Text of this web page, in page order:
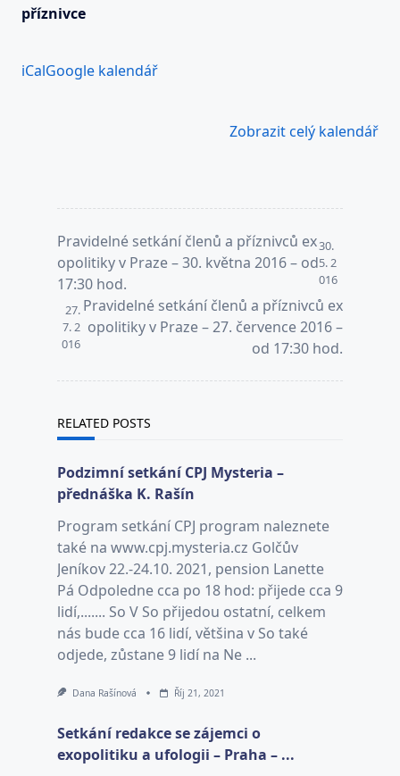
příznivce
iCalGoogle kalendář
Zobrazit celý kalendář
<span
class="nav-
subtitle
screen-
reader-
text">Page</span>
Pravidelné setkání členů a příznivců ex
opolitiky v Praze – 30. května 2016 – od
17:30 hod.
30.
5. 2
016
Pravidelné setkání členů a příznivců ex
opolitiky v Praze – 27. července 2016 –
od 17:30 hod.
27.
7. 2
016
RELATED POSTS
Podzimní setkání CPJ Mysteria –
přednáška K. Rašín
Program setkání CPJ program naleznete
také na www.cpj.mysteria.cz Golčův
Jeníkov 22.-24.10. 2021, pension Lanette
Pá Odpoledne cca po 18 hod: přijede cca 9
lidí,....... So V So přijedou ostatní, celkem
nás bude cca 16 lidí, většina v So také
odjede, zůstane 9 lidí na Ne ...
Dana Rašínová Říj 21, 2021
Setkání redakce se zájemci o
exopolitiku a ufologii – Praha – ...